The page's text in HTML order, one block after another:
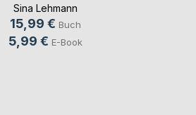
Sina Lehmann
15,99 € Buch
5,99 € E-Book